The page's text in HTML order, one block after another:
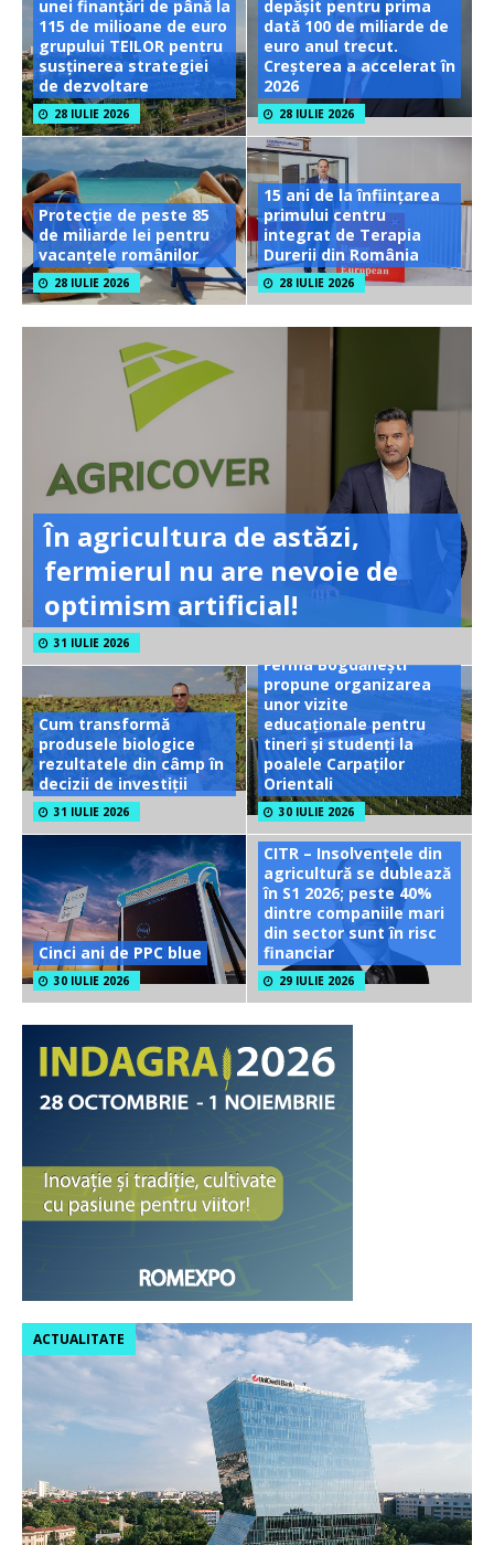
unei finanțări de până la
115 de milioane de euro
grupului TEILOR pentru
susținerea strategiei
de dezvoltare
28 IULIE 2026
depășit pentru prima
dată 100 de miliarde de
euro anul trecut.
Creșterea a accelerat în
2026
28 IULIE 2026
Protecție de peste 85
de miliarde lei pentru
vacanțele românilor
28 IULIE 2026
15 ani de la înființarea
primului centru
integrat de Terapia
Durerii din România
28 IULIE 2026
În agricultura de astăzi,
fermierul nu are nevoie de
optimism artificial!
31 IULIE 2026
Cum transformă
produsele biologice
rezultatele din câmp în
decizii de investiții
31 IULIE 2026
Ferma Bogdănești
propune organizarea
unor vizite
educaționale pentru
tineri și studenți la
poalele Carpaților
Orientali
30 IULIE 2026
Cinci ani de PPC blue
30 IULIE 2026
CITR – Insolvențele din
agricultură se dublează
în S1 2026; peste 40%
dintre companiile mari
din sector sunt în risc
financiar
29 IULIE 2026
ACTUALITATE